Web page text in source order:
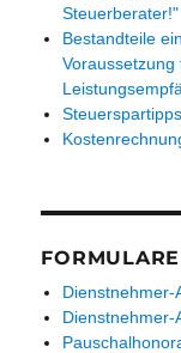
Steuerberater!"
Bestandteile
FORMULARE
Dienstnehmer-
Dienstnehmer-